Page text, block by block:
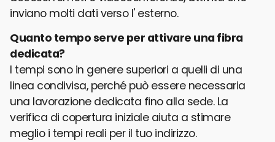
inviano molti dati verso l' esterno.
Quanto tempo serve per attivare una fibra
dedicata?
I tempi sono in genere superiori a quelli di una
linea condivisa, perché può essere necessaria
una lavorazione dedicata fino alla sede. La
verifica di copertura iniziale aiuta a stimare
meglio i tempi reali per il tuo indirizzo.